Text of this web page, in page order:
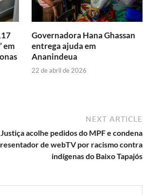
em
Governadora Hana Ghassan
entrega ajuda em
Ananindeua
22 de abril de 2026
NEXT ARTICLE
Justiça acolhe pedidos do MPF e condena
de webTV por racismo contra
indígenas do Baixo Tapajós